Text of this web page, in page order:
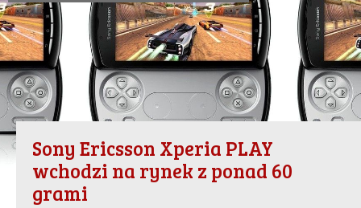
Sony Ericsson Xperia PLAY
wchodzi na rynek z ponad 60
grami